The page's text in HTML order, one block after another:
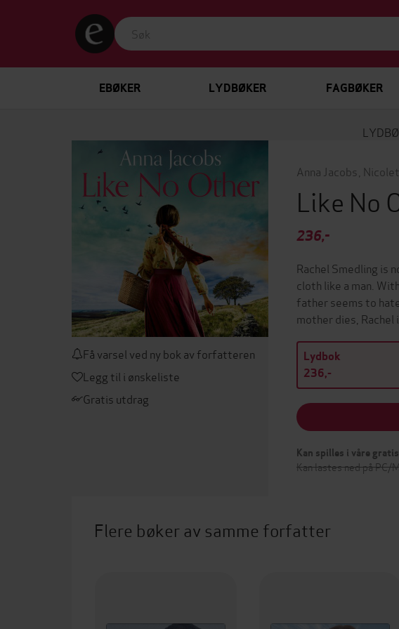
EBØKER LYDBØKER FAGBØKER
Få varsel ved ny bok av forfatteren
Legg til i ønskeliste
Gratis utdrag
Anna Jacobs
Like No
236,-
Rachel Smedling is
cloth like a man.
father seems to
mother dies,
Lydbok
236,-
Kan spilles i våre
Kan lastes ned på PC/
Flere bøker av samme forfatter